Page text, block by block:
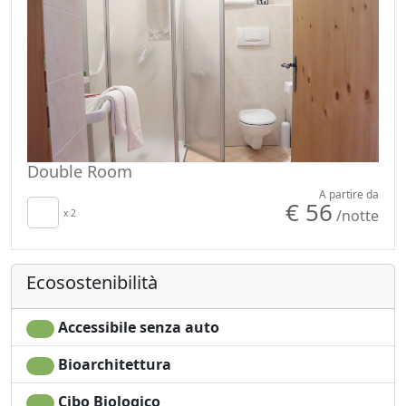
agricola nonesa è la mela, succosa e gustosissima nelle
sue diverse varietà (Golden delicius, Red delicius,
Renetta…) con cui si producono dolci prelibati come lo
strudel.
Double Room
x 2
A partire da
€ 56 /notte
Ecosostenibilità
Accessibile senza auto
Bioarchitettura
Cibo Biologico